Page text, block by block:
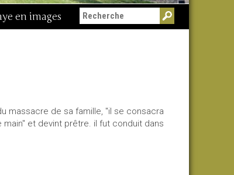
en images
massacre de sa famille, "il se consacra
et devint prêtre. il fut conduit dans